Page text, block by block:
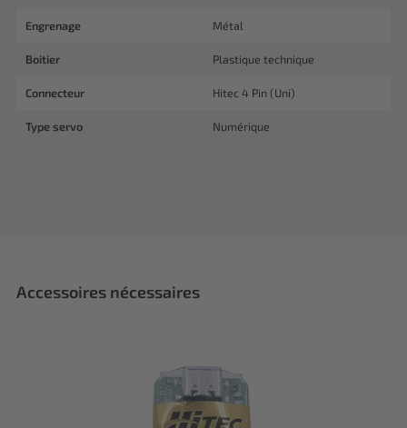
Engrenage Métal
Boitier Plastique technique
Connecteur Hitec 4 Pin (Uni)
Type servo Numérique
Accessoires nécessaires